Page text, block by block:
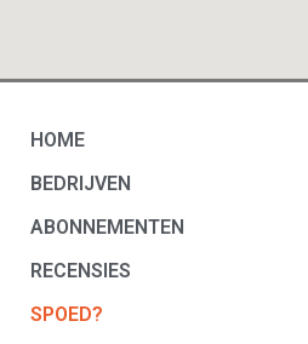
HOME
BEDRIJVEN
ABONNEMENTEN
RECENSIES
SPOED?